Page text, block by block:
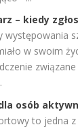
– kiedy
występowania
w swoim
osób
to jedna